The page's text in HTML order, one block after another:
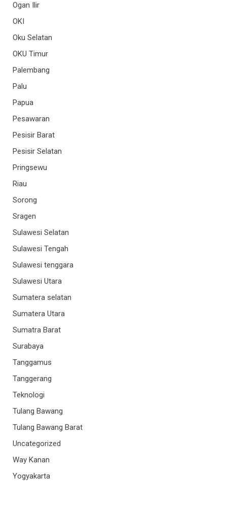
Ogan Ilir
OKI
Oku Selatan
OKU Timur
Palembang
Palu
Papua
Pesawaran
Pesisir Barat
Pesisir Selatan
Pringsewu
Riau
Sorong
Sragen
Sulawesi Selatan
Sulawesi Tengah
Sulawesi tenggara
Sulawesi Utara
Sumatera selatan
Sumatera Utara
Sumatra Barat
Surabaya
Tanggamus
Tanggerang
Teknologi
Tulang Bawang
Tulang Bawang Barat
Uncategorized
Way Kanan
Yogyakarta